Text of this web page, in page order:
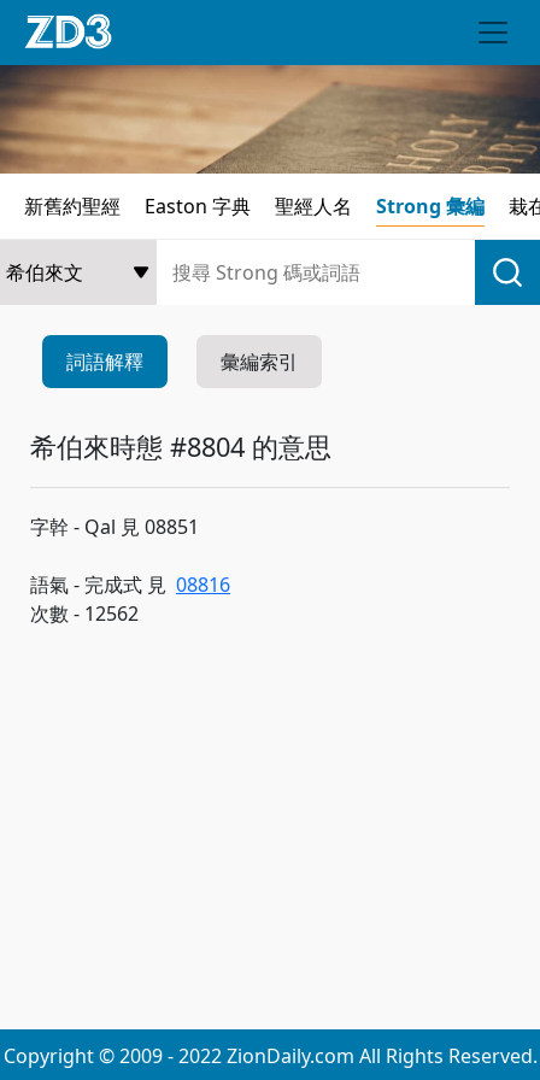
新舊約聖經 Easton 字典 聖經人名 Strong 彙編 栽
詞語解釋 彙編索引
希伯來時態 #8804 的意思
字幹 - Qal 見 08851
語氣 - 完成式 見 08816
次數 - 12562
Copyright © 2009 - 2022 ZionDaily.com All Rights Reserved.